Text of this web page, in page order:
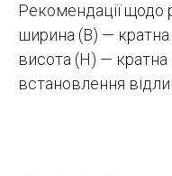
Рекомендації щодо
ширина (B) —
висота (H) —
встановлення